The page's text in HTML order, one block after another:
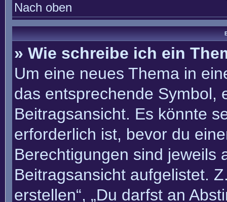
Nach oben
» Wie schreibe ich ein
Um eine neues Thema in
das entsprechende Symbol,
Beitragsansicht. Es könnte
erforderlich ist, bevor du
Berechtigungen sind jeweils
Beitragsansicht aufgelistet.
erstellen“, „Du darfst an